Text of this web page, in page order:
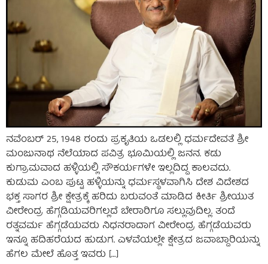
ನವೆಂಬರ್ 25, 1948 ರಂದು ಪ್ರಕೃತಿಯ ಒಡಲಲ್ಲಿ ಧರ್ಮದೇವತೆ ಶ್ರೀ
ಮಂಜುನಾಥ ನೆಲೆಯಾದ ಪವಿತ್ರ ಭೂಮಿಯಲ್ಲಿ ಜನನ. ಕಡು
ಕುಗ್ರಾಮವಾದ ಹಳ್ಳಿಯಲ್ಲಿ ಸೌಕರ್ಯಗಳೇ ಇಲ್ಲದಿದ್ದ ಕಾಲವದು.
ಕುಡುಮ ಎಂಬ ಪುಟ್ಟ ಹಳ್ಳಿಯನ್ನು ಧರ್ಮಸ್ಥಳವಾಗಿಸಿ ದೇಶ ವಿದೇಶದ
ಭಕ್ತ ಸಾಗರ ಶ್ರೀ ಕ್ಷೇತ್ರಕ್ಕೆ ಹರಿದು ಬರುವಂತೆ ಮಾಡಿದ ಕೀರ್ತಿ ಶ್ರೀಯುತ
ವೀರೇಂದ್ರ ಹೆಗ್ಗಡಿಯವರಿಗಲ್ಲದೆ ಬೇರಾರಿಗೂ ಸಲ್ಲುವುದಿಲ್ಲ. ತಂದೆ
ರತ್ನವರ್ಮ ಹೆಗ್ಗಡೆಯವರು ನಿಧನರಾದಾಗ ವೀರೇಂದ್ರ ಹೆಗ್ಗಡೆಯವರು
ಇನ್ನೂ ಹದಿಹರೆಯದ ಹುಡುಗ. ಎಳವೆಯಲ್ಲೇ ಕ್ಷೇತ್ರದ ಜವಾಬ್ದಾರಿಯನ್ನು
ಹೆಗಲ ಮೇಲೆ ಹೊತ್ತ ಇವರು […]